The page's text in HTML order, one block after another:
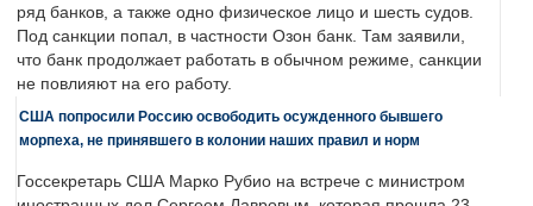
ряд банков, а также одно физическое лицо и шесть судов.
Под санкции попал, в частности Озон банк. Там заявили,
что банк продолжает работать в обычном режиме, санкции
не повлияют на его работу.
США попросили Россию освободить осужденного бывшего
морпеха, не принявшего в колонии наших правил и норм
Госсекретарь США Марко Рубио на встрече с министром